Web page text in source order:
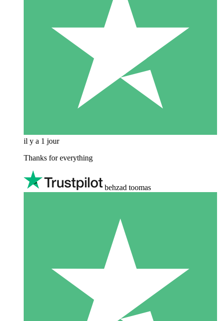
il y a 1 jour
Thanks for everything
behzad toomas